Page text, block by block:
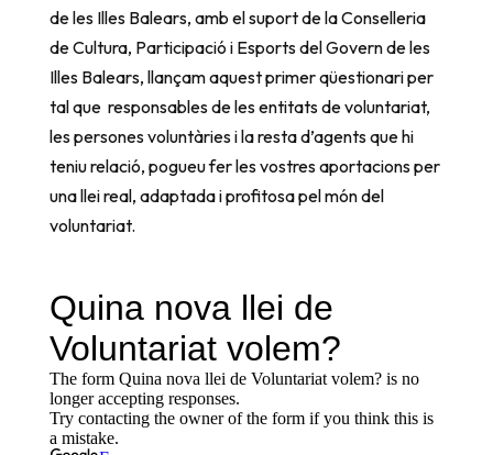
de les Illes Balears, amb el suport de la Conselleria
de Cultura, Participació i Esports del Govern de les
Illes Balears, llançam aquest primer qüestionari per
tal que responsables de les entitats de voluntariat,
les persones voluntàries i la resta d’agents que hi
teniu relació, pogueu fer les vostres aportacions per
una llei real, adaptada i profitosa pel món del
voluntariat.